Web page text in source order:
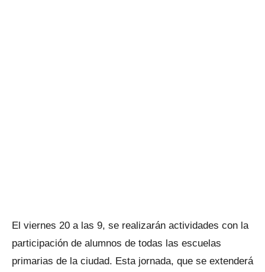
El viernes 20 a las 9, se realizarán actividades con la
participación de alumnos de todas las escuelas
primarias de la ciudad. Esta jornada, que se extenderá